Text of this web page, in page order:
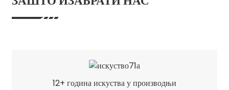
12+ година искуства у производњи